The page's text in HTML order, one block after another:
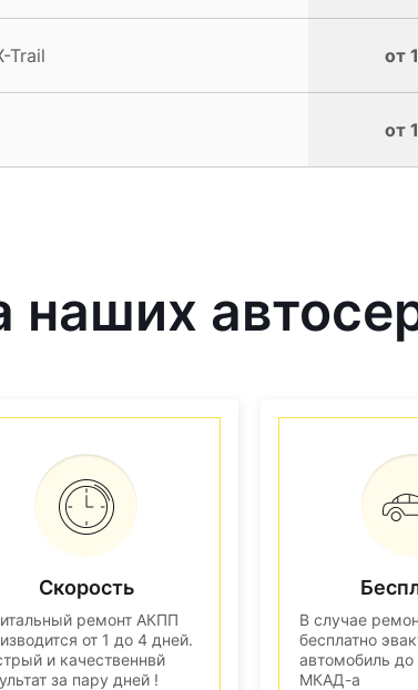
Trail от
от
Скорость
ремонт АКПП
от 1 до 4 дней.
и качественнвй
за пару дней !
В случае
бесплатно
автомобиль
МКАД-а